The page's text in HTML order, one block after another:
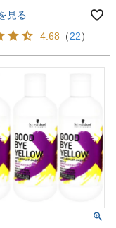
見る
4.68 （22）